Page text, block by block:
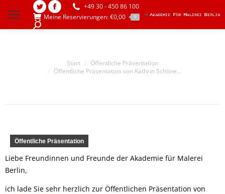
Twitter
page
Facebook
new
+49 30 - 450 86 100
Meine Reservierungen:€0,00 0
Search:
Sie befinden sich hier:
Start
Öffentliche Präsentation
Öffentliche Präsentation von Kathrin Schöne…
Öffentliche Präsentation
Liebe Freundinnen und Freunde der Akademie für Malerei
Berlin,
ich lade Sie sehr herzlich zur Öffentlichen Präsentation von